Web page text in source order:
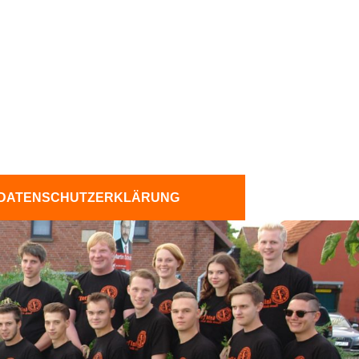
DATENSCHUTZERKLÄRUNG